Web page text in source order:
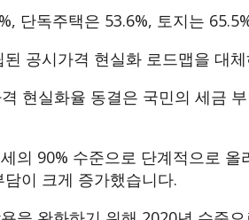
단독주택은 53.6%, 토지는
공시가격 현실화 로드맵을 대
현실화율 동결은 국민의 세금
의 90% 수준으로 단계적으로
이 크게 증가했습니다.